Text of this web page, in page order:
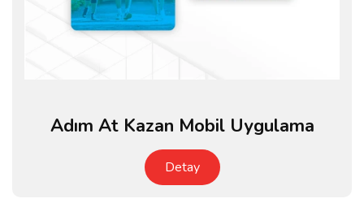
Adım At Kazan Mobil Uygulama
Detay